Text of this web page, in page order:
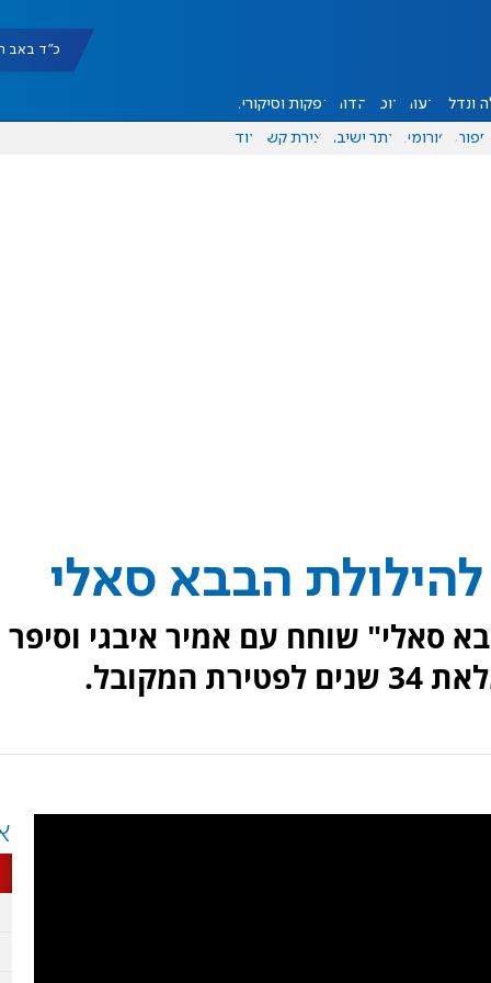
כ"ד באב תשפ"ו
ונדל"ן דעות אוכל יהדות הפקות וסיקורים
ספורט פורומים אתר ישיבה יצירת קשר עוד
הבבא סאלי
סאלי" שוחח עם אמיר איבגי וסיפר